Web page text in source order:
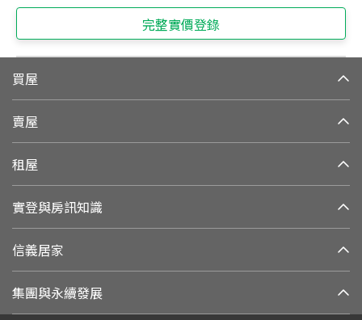
完整實價登錄
買屋
賣屋
租屋
實登與房訊知識
信義居家
集團與永續發展